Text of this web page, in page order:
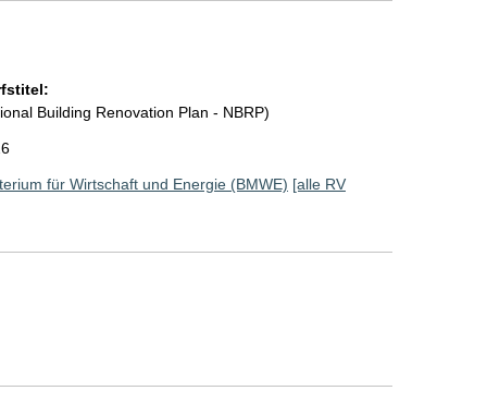
Building Renovation Plan - NBRP)
für Wirtschaft und Energie (BMWE) [alle RV